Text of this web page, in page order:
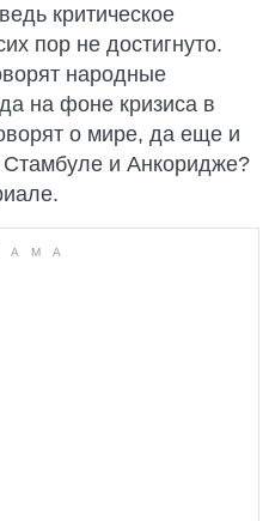
критическое
пор не достигнуто.
народные
на фоне кризиса в
о мире, да еще и
и Анкоридже?